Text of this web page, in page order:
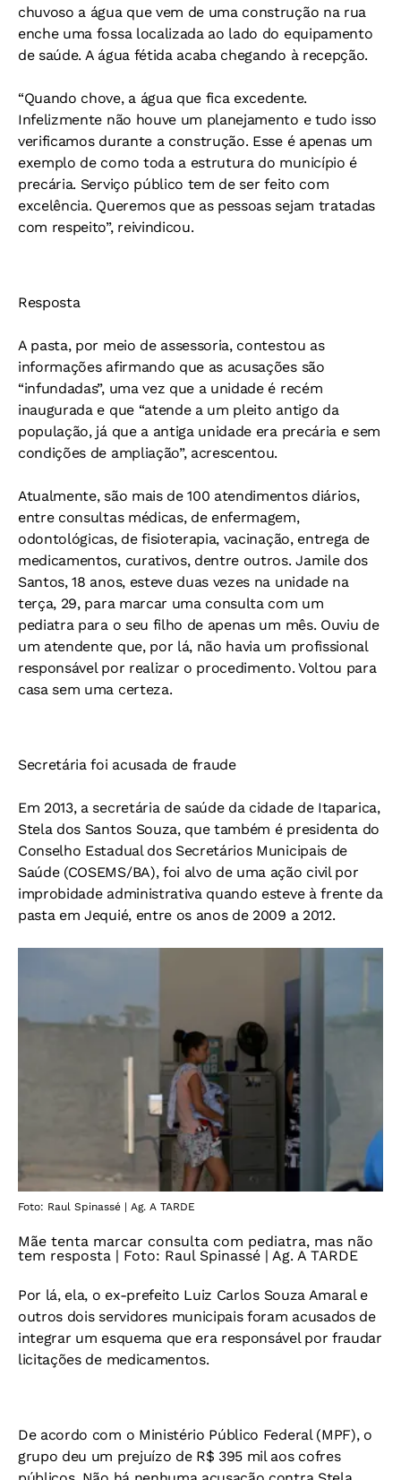
chuvoso a água que vem de uma construção na rua
enche uma fossa localizada ao lado do equipamento
de saúde. A água fétida acaba chegando à recepção.
“Quando chove, a água que fica excedente.
Infelizmente não houve um planejamento e tudo isso
verificamos durante a construção. Esse é apenas um
exemplo de como toda a estrutura do município é
precária. Serviço público tem de ser feito com
excelência. Queremos que as pessoas sejam tratadas
com respeito”, reivindicou.
Resposta
A pasta, por meio de assessoria, contestou as
informações afirmando que as acusações são
“infundadas”, uma vez que a unidade é recém
inaugurada e que “atende a um pleito antigo da
população, já que a antiga unidade era precária e sem
condições de ampliação”, acrescentou.
Atualmente, são mais de 100 atendimentos diários,
entre consultas médicas, de enfermagem,
odontológicas, de fisioterapia, vacinação, entrega de
medicamentos, curativos, dentre outros. Jamile dos
Santos, 18 anos, esteve duas vezes na unidade na
terça, 29, para marcar uma consulta com um
pediatra para o seu filho de apenas um mês. Ouviu de
um atendente que, por lá, não havia um profissional
responsável por realizar o procedimento. Voltou para
casa sem uma certeza.
Secretária foi acusada de fraude
Em 2013, a secretária de saúde da cidade de Itaparica,
Stela dos Santos Souza, que também é presidenta do
Conselho Estadual dos Secretários Municipais de
Saúde (COSEMS/BA), foi alvo de uma ação civil por
improbidade administrativa quando esteve à frente da
pasta em Jequié, entre os anos de 2009 a 2012.
Foto: Raul Spinassé | Ag. A TARDE
Mãe tenta marcar consulta com pediatra, mas não
tem resposta | Foto: Raul Spinassé | Ag. A TARDE
Por lá, ela, o ex-prefeito Luiz Carlos Souza Amaral e
outros dois servidores municipais foram acusados de
integrar um esquema que era responsável por fraudar
licitações de medicamentos.
De acordo com o Ministério Público Federal (MPF), o
grupo deu um prejuízo de R$ 395 mil aos cofres